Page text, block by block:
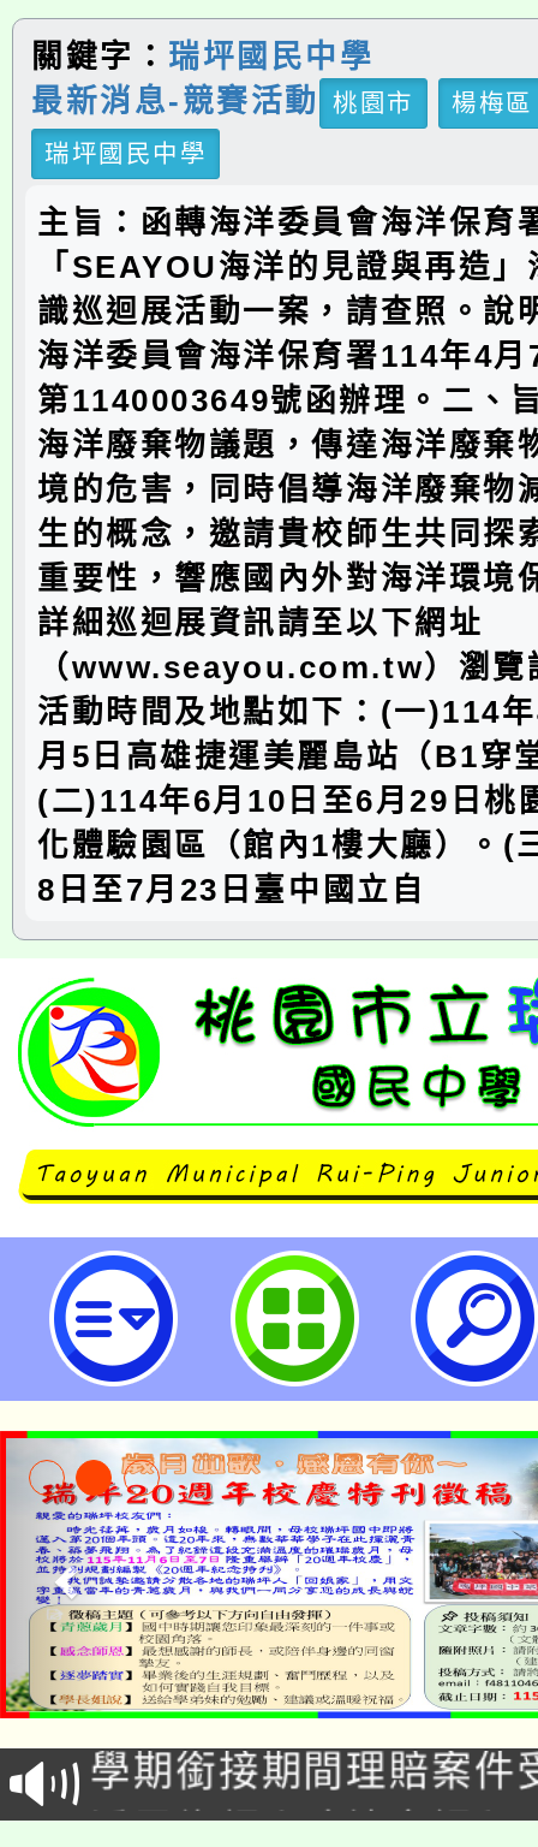
關鍵字： 瑞坪國民中學
最新消息-競賽活動
桃園市
楊梅區
瑞坪國民中學
主旨：函轉海洋委員會海洋保育
「SEAYOU海洋的見證與再造
識巡迴展活動一案，請查照。說
海洋委員會海洋保育署114年4
第1140003649號函辦理。二、
海洋廢棄物議題，傳達海洋廢棄
境的危害，同時倡導海洋廢棄物
生的概念，邀請貴校師生共同探
重要性，響應國內外對海洋環境
詳細巡迴展資訊請至以下網址
（www.seayou.com.tw）瀏覽
活動時間及地點如下：(一)114
月5日高雄捷運美麗島站（B1穿
(二)114年6月10日至6月29日桃
化體驗園區（館內1樓大廳）。(
8日至7月23日臺中國立自
「SEA YOU 海洋的見證與再造」
迴展活動-桃園市立瑞坪國民中學
淨零綠生活教案入校路
會
115年食農教育專業人
程
學期銜接期間理賠案件
學籍身 分審查程序及
淨零綠領人才培育課程